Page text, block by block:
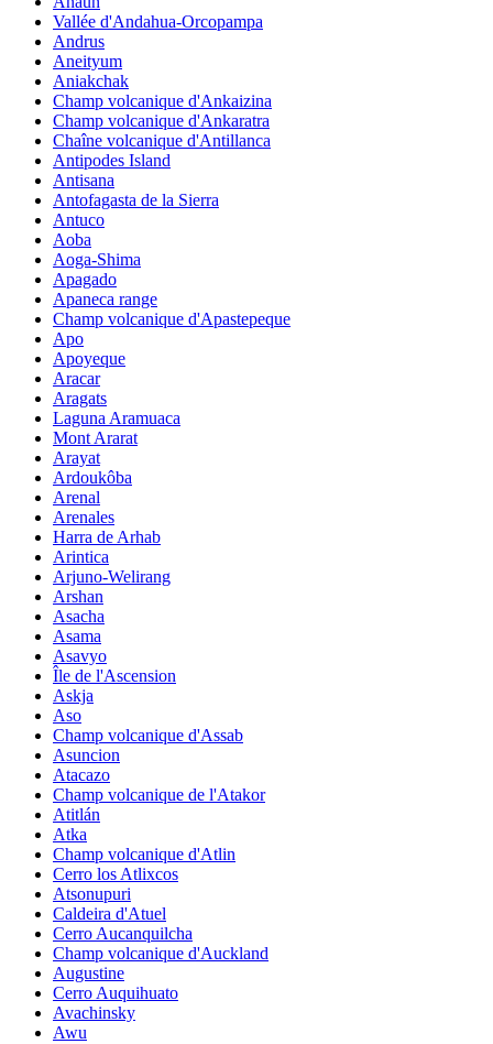
Vallée d'Andahua-Orcopampa
Andrus
Aneityum
Aniakchak
Champ volcanique d'Ankaizina
Champ volcanique d'Ankaratra
Chaîne volcanique d'Antillanca
Antipodes Island
Antisana
Antofagasta de la Sierra
Antuco
Aoba
Aoga-Shima
Apagado
Apaneca range
Champ volcanique d'Apastepeque
Apo
Apoyeque
Aracar
Aragats
Laguna Aramuaca
Mont Ararat
Arayat
Ardoukôba
Arenal
Arenales
Harra de Arhab
Arintica
Arjuno-Welirang
Arshan
Asacha
Asama
Asavyo
Île de l'Ascension
Askja
Aso
Champ volcanique d'Assab
Asuncion
Atacazo
Champ volcanique de l'Atakor
Atitlán
Atka
Champ volcanique d'Atlin
Cerro los Atlixcos
Atsonupuri
Caldeira d'Atuel
Cerro Aucanquilcha
Champ volcanique d'Auckland
Augustine
Cerro Auquihuato
Avachinsky
Awu